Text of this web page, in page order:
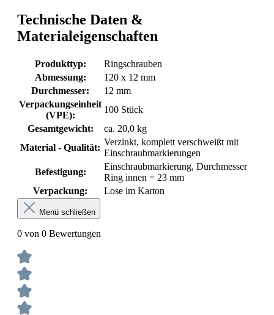
Technische Daten &
Materialeigenschaften
Produkttyp:
Ringschrauben
Abmessung:
120 x 12 mm
Durchmesser:
12 mm
Verpackungseinheit
(VPE):
100 Stück
Gesamtgewicht:
ca. 20,0 kg
Material - Qualität:
Verzinkt, komplett verschweißt mit
Einschraubmarkierungen
Befestigung:
Einschraubmarkierung, Durchmesser
Ring innen = 23 mm
Verpackung:
Lose im Karton
Menü schließen
0 von 0 Bewertungen